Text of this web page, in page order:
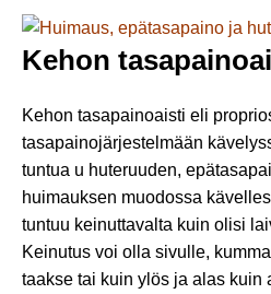
Kehon
Kehon tasapainoaisti eli
tasapainojärjestelmään
tuntua u huteruuden,
huimauksen muodossa
tuntuu keinuttavalta kuin olisi
Keinutus voi olla sivulle,
taakse tai kuin ylös ja alas kuin